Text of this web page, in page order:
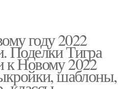
году 2022
Поделки Тигра
к Новому 2022
шаблоны,